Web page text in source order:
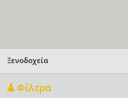
Ξενοδοχεία
Φίλτρα